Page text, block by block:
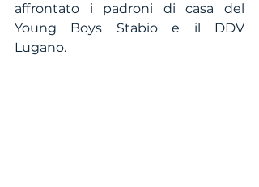
affrontato i padroni di casa del
Young Boys Stabio e il DDV
Lugano.